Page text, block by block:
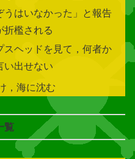
はいなかった」と報告
折檻される
ヘッドを見て，何者か
い出せない
，海に沈む
覧